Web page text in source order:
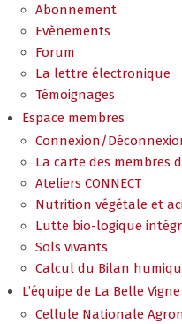
Abonnement
Evènements
Forum
La lettre électronique
Témoignages
Espace membres
Connexion/
La carte des membres
Ateliers CONNECT
Nutrition végétale et
Lutte bio-logique
Sols vivants
Calcul du Bilan
L’équipe de La Belle Vigne
Cellule Nationale